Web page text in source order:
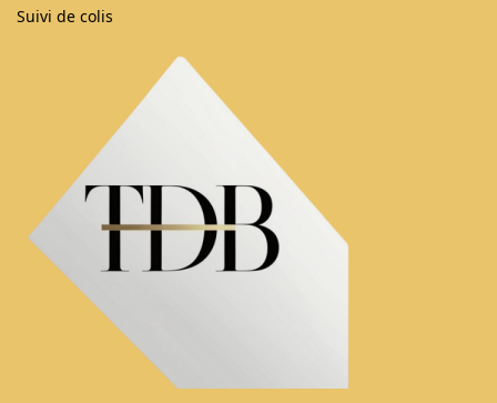
Suivi de colis